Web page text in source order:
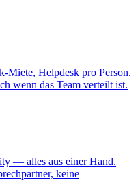
Miete, Helpdesk pro Person.
wenn das Team verteilt ist.
— alles aus einer Hand.
keine